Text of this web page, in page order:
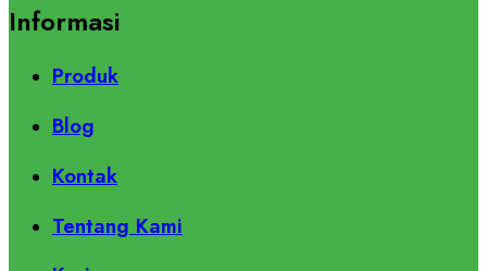
Informasi
Produk
Blog
Kontak
Tentang Kami